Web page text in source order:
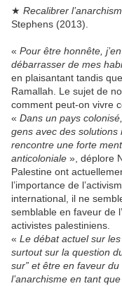
★ Recalibrer
Stephens (2013).
« Pour être honnête,
débarrasser de mes
en plaisantant tandis
Ramallah. Le sujet de
comment peut-on vivre
« Dans un pays
gens avec des
rencontre une forte
anticoloniale », déplore
Palestine ont
l’importance de
international, il ne
semblable en faveur de
activistes palestiniens.
« Le débat actuel sur
surtout sur la question
sur” et être en faveur
l’anarchisme en tant